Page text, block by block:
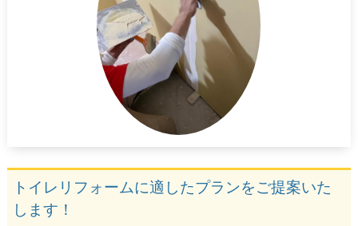
トイレリフォームに適したプランをご提案いた
します！